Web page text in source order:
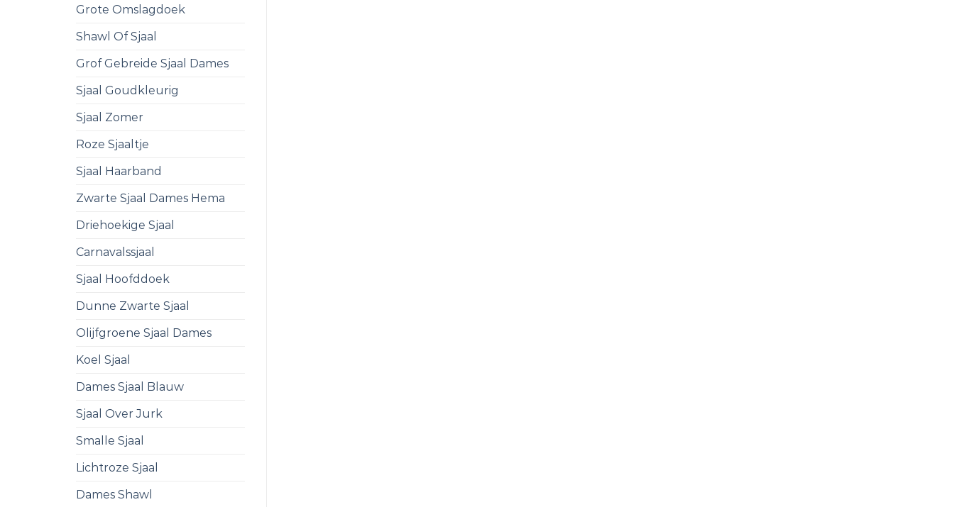
Grote Omslagdoek
Shawl Of Sjaal
Grof Gebreide Sjaal Dames
Sjaal Goudkleurig
Sjaal Zomer
Roze Sjaaltje
Sjaal Haarband
Zwarte Sjaal Dames Hema
Driehoekige Sjaal
Carnavalssjaal
Sjaal Hoofddoek
Dunne Zwarte Sjaal
Olijfgroene Sjaal Dames
Koel Sjaal
Dames Sjaal Blauw
Sjaal Over Jurk
Smalle Sjaal
Lichtroze Sjaal
Dames Shawl